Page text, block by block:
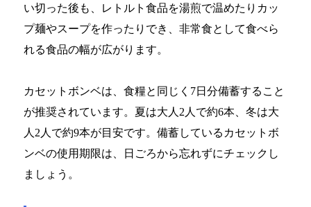
い切った後も、レトルト食品を湯煎で温めたりカッ
プ麺やスープを作ったりでき、非常食として食べら
れる食品の幅が広がります。
カセットボンベは、食糧と同じく7日分備蓄すること
が推奨されています。夏は大人2人で約6本、冬は大
人2人で約9本が目安です。備蓄しているカセットボ
ンベの使用期限は、日ごろから忘れずにチェックし
ましょう。